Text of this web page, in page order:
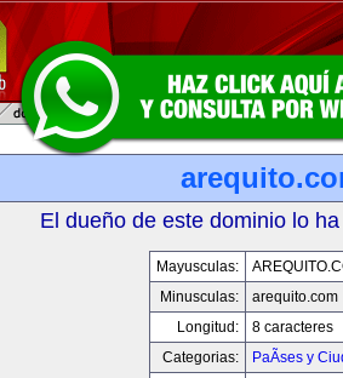
El dueño de este dominio lo
Mayusculas:
Minusculas:
arequito.com
Longitud:
8 caracteres
Categorias:
PaÃ­ses y